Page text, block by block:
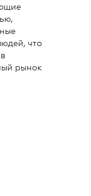
что
рынок